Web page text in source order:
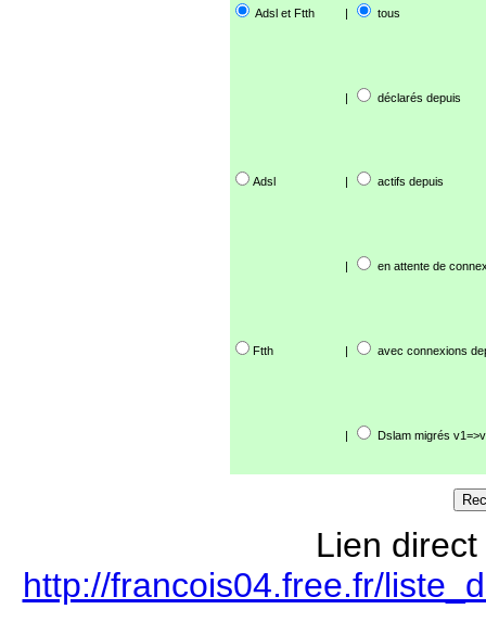
Adsl et Ftth | tous
| déclarés depuis
Adsl | actifs depuis
| en attente de
Ftth | avec connexions
| Dslam migrés
Lien
http://francois04.free.fr/